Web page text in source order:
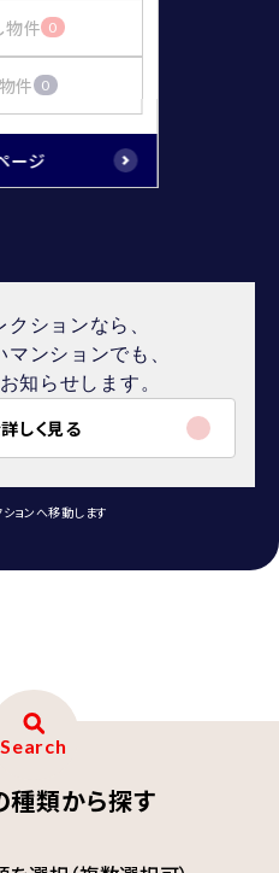
物件 0
件 0
ージ
ションなら、
ンションでも、
知らせします。
しく見る
ョンへ移動します
Search
種類から探す